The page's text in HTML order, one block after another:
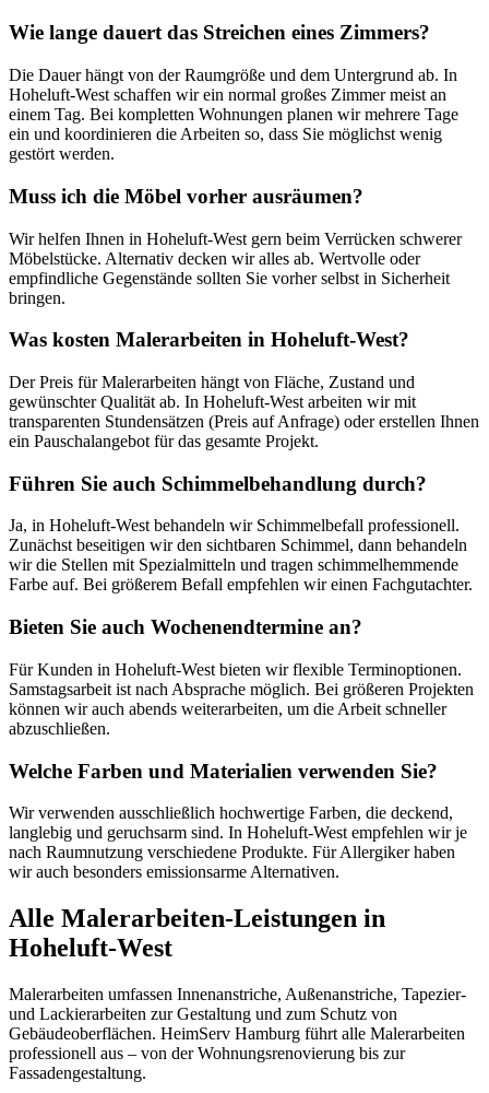
Wie lange dauert das Streichen eines Zimmers?
Die Dauer hängt von der Raumgröße und dem Untergrund ab. In
Hoheluft-West schaffen wir ein normal großes Zimmer meist an
einem Tag. Bei kompletten Wohnungen planen wir mehrere Tage
ein und koordinieren die Arbeiten so, dass Sie möglichst wenig
gestört werden.
Muss ich die Möbel vorher ausräumen?
Wir helfen Ihnen in Hoheluft-West gern beim Verrücken schwerer
Möbelstücke. Alternativ decken wir alles ab. Wertvolle oder
empfindliche Gegenstände sollten Sie vorher selbst in Sicherheit
bringen.
Was kosten Malerarbeiten in Hoheluft-West?
Der Preis für Malerarbeiten hängt von Fläche, Zustand und
gewünschter Qualität ab. In Hoheluft-West arbeiten wir mit
transparenten Stundensätzen (Preis auf Anfrage) oder erstellen Ihnen
ein Pauschalangebot für das gesamte Projekt.
Führen Sie auch Schimmelbehandlung durch?
Ja, in Hoheluft-West behandeln wir Schimmelbefall professionell.
Zunächst beseitigen wir den sichtbaren Schimmel, dann behandeln
wir die Stellen mit Spezialmitteln und tragen schimmelhemmende
Farbe auf. Bei größerem Befall empfehlen wir einen Fachgutachter.
Bieten Sie auch Wochenendtermine an?
Für Kunden in Hoheluft-West bieten wir flexible Terminoptionen.
Samstagsarbeit ist nach Absprache möglich. Bei größeren Projekten
können wir auch abends weiterarbeiten, um die Arbeit schneller
abzuschließen.
Welche Farben und Materialien verwenden Sie?
Wir verwenden ausschließlich hochwertige Farben, die deckend,
langlebig und geruchsarm sind. In Hoheluft-West empfehlen wir je
nach Raumnutzung verschiedene Produkte. Für Allergiker haben
wir auch besonders emissionsarme Alternativen.
Alle Malerarbeiten-Leistungen in
Hoheluft-West
Malerarbeiten umfassen Innenanstriche, Außenanstriche, Tapezier-
und Lackierarbeiten zur Gestaltung und zum Schutz von
Gebäudeoberflächen. HeimServ Hamburg führt alle Malerarbeiten
professionell aus – von der Wohnungsrenovierung bis zur
Fassadengestaltung.